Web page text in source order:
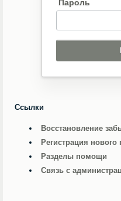
Пароль
Ссылки
Восстановление
Регистрация нового
Разделы помощи
Связь с